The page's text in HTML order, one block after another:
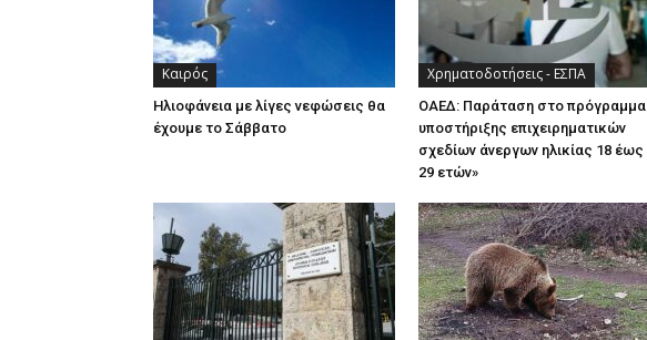
Καιρός
Ηλιοφάνεια με λίγες νεφώσεις θα
έχουμε το Σάββατο
Χρηματοδοτήσεις - ΕΣΠΑ
ΟΑΕΔ: Παράταση στο πρόγραμμα
υποστήριξης επιχειρηματικών
σχεδίων άνεργων ηλικίας 18 έως
29 ετών»